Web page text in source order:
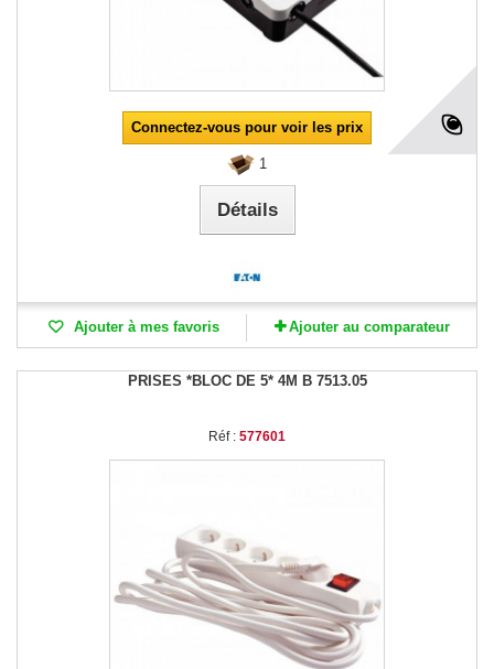
Connectez-vous pour voir les prix
1
Détails
Ajouter à mes favoris Ajouter au comparateur
PRISES *BLOC DE 5* 4M B 7513.05
Réf : 577601